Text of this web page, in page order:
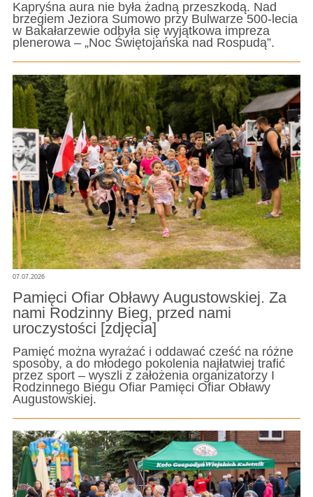
Kapryśna aura nie była żadną przeszkodą. Nad
brzegiem Jeziora Sumowo przy Bulwarze 500-lecia
w Bakałarzewie odbyła się wyjątkowa impreza
plenerowa – „Noc Świętojańska nad Rospudą”.
07.07.2026
Pamięci Ofiar Obławy Augustowskiej. Za
nami Rodzinny Bieg, przed nami
uroczystości [zdjęcia]
Pamięć można wyrażać i oddawać cześć na różne
sposoby, a do młodego pokolenia najłatwiej trafić
przez sport – wyszli z założenia organizatorzy I
Rodzinnego Biegu Ofiar Pamięci Ofiar Obławy
Augustowskiej.